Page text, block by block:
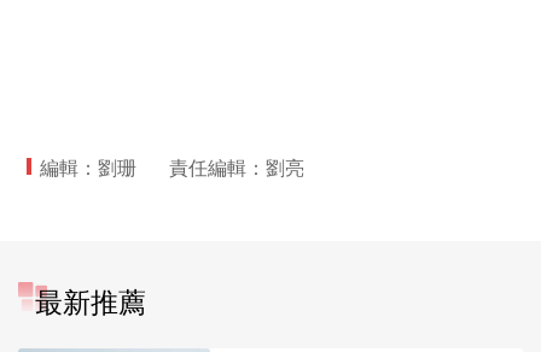
編輯：劉珊 責任編輯：劉亮
最新推薦